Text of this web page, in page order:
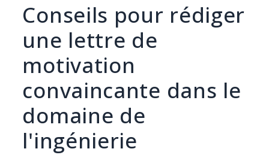
Conseils pour rédiger
une lettre de
motivation
convaincante dans le
domaine de
l'ingénierie